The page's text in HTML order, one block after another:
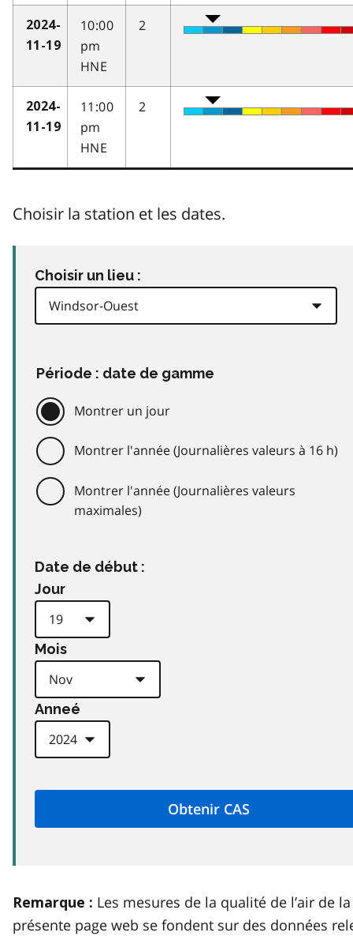
2024-
11-19
10:00
pm
HNE
2
2024-
11-19
11:00
pm
HNE
2
Choisir la station et les dates.
Choisir un lieu :
Période : date de gamme
Montrer un jour
Montrer l'année (Journalières valeurs à 16 h)
Montrer l'année (Journalières valeurs
maximales)
Date de début :
Jour
Mois
Anneé
Remarque : Les mesures de la qualité de l’air de la
présente page web se fondent sur des données